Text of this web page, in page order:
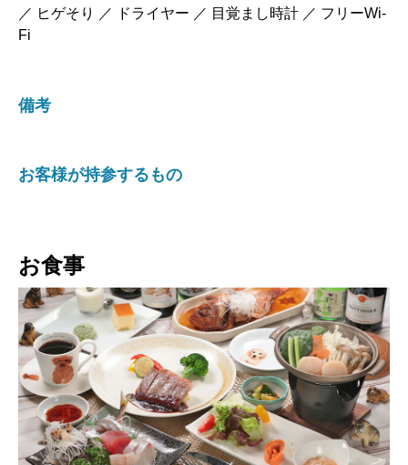
／ ヒゲそり ／ ドライヤー ／ 目覚まし時計 ／ フリーWi-
Fi
備考
お客様が持参するもの
お食事